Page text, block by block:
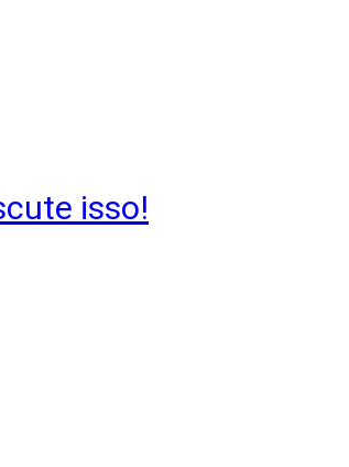
isso!